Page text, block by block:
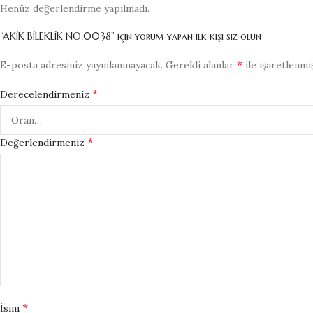
Henüz değerlendirme yapılmadı.
“AKİK BİLEKLİK NO:0038” için yorum yapan ilk kişi siz olun
E-posta adresiniz yayınlanmayacak. Gerekli alanlar * ile
Derecelendirmeniz *
Değerlendirmeniz *
İsim *